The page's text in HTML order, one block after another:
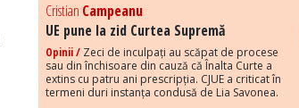
Cristian Campeanu
UE pune la zid Curtea Supremă
Opinii / Zeci de inculpați au scăpat de procese
sau din închisoare din cauză că Înalta Curte a
extins cu patru ani prescripția. CJUE a criticat în
termeni duri instanța condusă de Lia Savonea.